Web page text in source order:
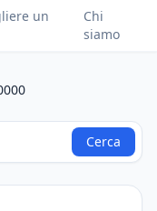
un
Chi
siamo
Cerca